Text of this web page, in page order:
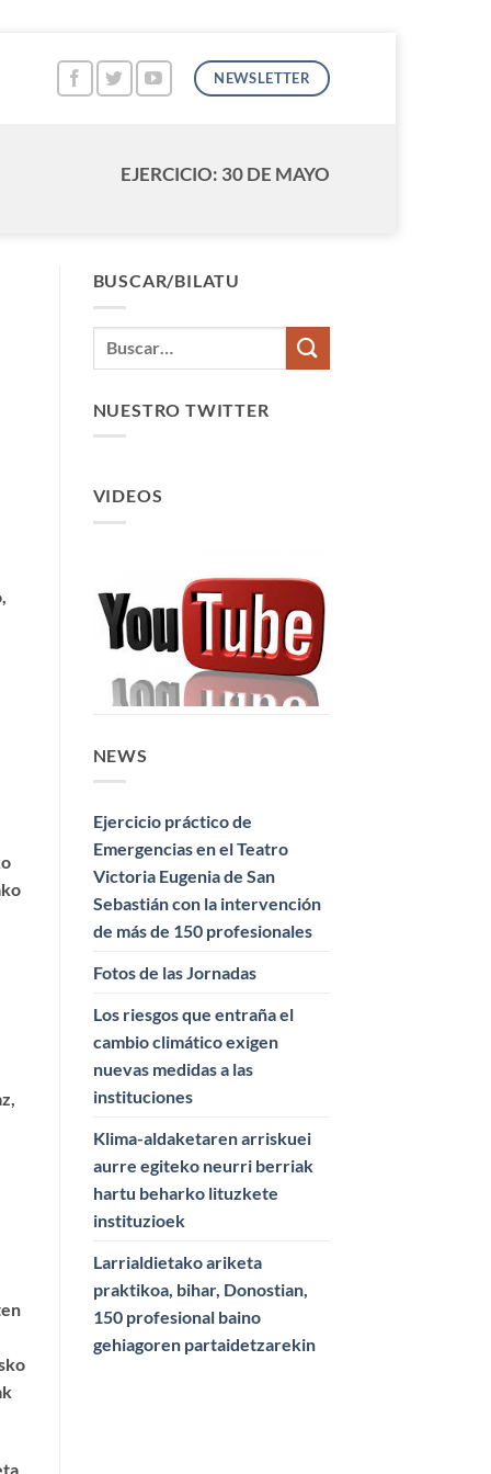
NEWSLETTER
EJERCICIO: 30 DE MAYO
BUSCAR/BILATU
NUESTRO TWITTER
VIDEOS
NEWS
Ejercicio práctico de
Emergencias en el Teatro
Victoria Eugenia de San
Sebastián con la intervención
de más de 150 profesionales
Fotos de las Jornadas
Los riesgos que entraña el
cambio climático exigen
nuevas medidas a las
instituciones
Klima-aldaketaren arriskuei
aurre egiteko neurri berriak
hartu beharko lituzkete
instituzioek
Larrialdietako ariketa
praktikoa, bihar, Donostian,
150 profesional baino
gehiagoren partaidetzarekin